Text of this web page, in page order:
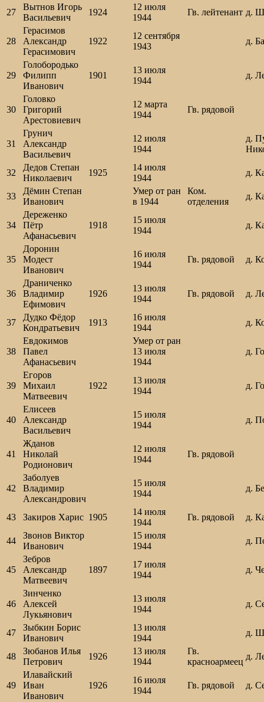
27
Вытнов Игорь
Васильевич
1924
12 июля
1944
Гв. лейтенант д.
28
Герасимов
Александр
Герасимович
1922
12 сентября
1943
д.
29
Голобородько
Филипп
Иванович
1901
13 июля
1944
д.
30
Головко
Григорий
Арестовиевич
12 марта
1944
Гв. рядовой
31
Грунич
Александр
Васильевич
12 июля
1944
д.
32
Дедов Степан
Николаевич
1925
14 июля
1944
д.
33
Дёмин Степан
Иванович
Умер от ран
в 1944
Ком.
отделения
д.
34
Дереженко
Пётр
Афанасьевич
1918
15 июля
1944
д.
35
Доронин
Модест
Иванович
16 июля
1944
Гв. рядовой д.
36
Драниченко
Владимир
Ефимович
1926
13 июля
1944
Гв. рядовой д.
37
Дудко Фёдор
Кондратьевич
1913
16 июля
1944
д.
38
Евдокимов
Павел
Афанасьевич
Умер от ран
13 июля
1944
д.
39
Егоров
Михаил
Матвеевич
1922
13 июля
1944
д.
40
Елисеев
Александр
Васильевич
15 июля
1944
д.
41
Жданов
Николай
Родионович
12 июля
1944
Гв. рядовой
42
Заболуев
Владимир
Александрович
15 июля
1944
д.
43 Закиров Харис 1905
14 июля
1944
Гв. рядовой д.
44
Звонов Виктор
Иванович
15 июля
1944
д.
45
Зебров
Александр
Матвеевич
1897
17 июля
1944
д.
46
Зинченко
Алексей
Лукьянович
13 июля
1944
д.
47
Зыбкин Борис
Иванович
13 июля
1944
д.
48
Зюбанов Илья
Петрович
1926
13 июля
1944
Гв.
красноармеец
д.
49
Илавайский
Иван
Иванович
1926
16 июля
1944
Гв. рядовой д.